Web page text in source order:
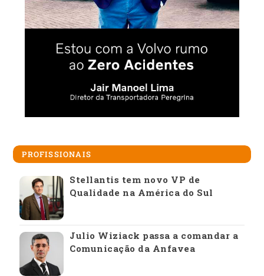
PROFISSIONAIS
Stellantis tem novo VP de
Qualidade na América do Sul
Julio Wiziack passa a comandar a
Comunicação da Anfavea